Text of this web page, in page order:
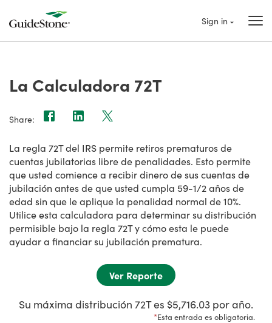
Sign in
La Calculadora 72T
Share:
La regla 72T del IRS permite retiros prematuros de
cuentas jubilatorias libre de penalidades. Esto permite
que usted comience a recibir dinero de sus cuentas de
jubilación antes de que usted cumpla 59-1/2 años de
edad sin que le aplique la penalidad normal de 10%.
Utilice esta calculadora para determinar su distribución
permisible bajo la regla 72T y cómo esta le puede
ayudar a financiar su jubilación prematura.
Su máxima distribución 72T es $5,716.03 por año.
*Esta entrada es obligatoria.